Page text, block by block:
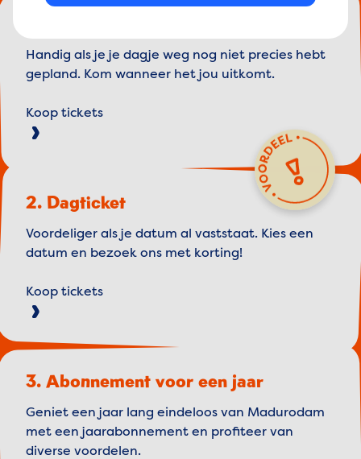
Handig als je je dagje weg nog niet precies hebt
gepland. Kom wanneer het jou uitkomt.
Koop tickets
2. Dagticket
Voordeliger als je datum al vaststaat. Kies een
datum en bezoek ons met korting!
Koop tickets
3. Abonnement voor een jaar
Geniet een jaar lang eindeloos van Madurodam
met een jaarabonnement en profiteer van
diverse voordelen.